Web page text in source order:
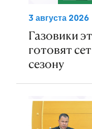
3 августа 2026
Газовики
готовят
сезону